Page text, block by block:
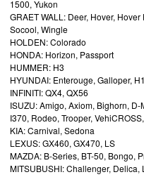
1500, Yukon
GRAET WALL: Deer, Hover,
Socool, Wingle
HOLDEN: Colorado
HONDA: Horizon, Passport
HUMMER: H3
HYUNDAI: Enterouge, Galloper,
INFINITI: QX4, QX56
ISUZU: Amigo, Axiom, Bighorn,
I370, Rodeo, Trooper,
KIA: Carnival, Sedona
LEXUS: GX460, GX470, LS
MAZDA: B-Series, BT-50, Bongo,
MITSUBUSHI: Challenger,